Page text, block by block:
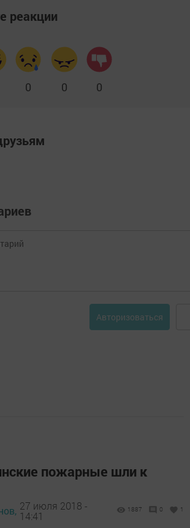
реакции
0 0 0
Авторизоваться
пожарные шли к
27 июля 2018 -
14:41
1887 0 1